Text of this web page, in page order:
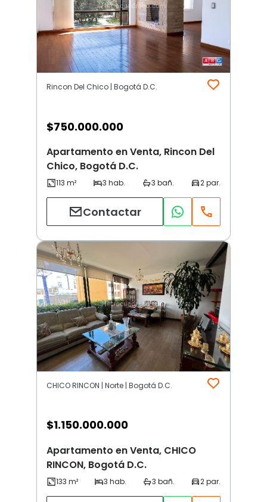
Rincon Del Chico | Bogotá D.C.
$750.000.000
Apartamento en Venta, Rincon Del
Chico, Bogotá D.C.
Contactar
CHICO RINCON | Norte | Bogotá D.C.
$1.150.000.000
Apartamento en Venta, CHICO
RINCON, Bogotá D.C.